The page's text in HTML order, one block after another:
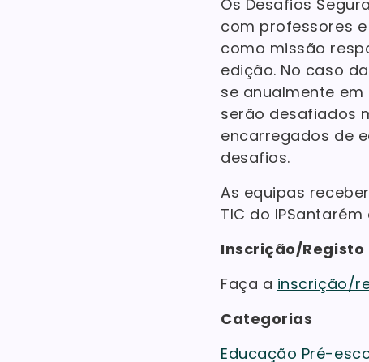
Os Desafios
com professores
como missão
edição. No caso
se anualmente
serão desafiados
encarregados de
desafios.
As equipas
TIC do
Inscrição/Registo
Faça a inscrição/
Categorias
Educação Pré-